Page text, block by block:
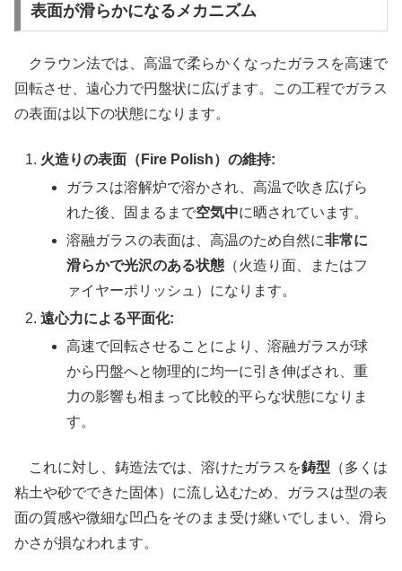
表面が滑らかになるメカニズム
クラウン法では、高温で柔らかくなったガラスを高速で
回転させ、遠心力で円盤状に広げます。この工程でガラス
の表面は以下の状態になります。
火造りの表面（Fire Polish）の維持:
ガラスは溶解炉で溶かされ、高温で吹き広げら
れた後、固まるまで空気中に晒されています。
溶融ガラスの表面は、高温のため自然に非常に
滑らかで光沢のある状態 （火造り面、またはフ
ァイヤーポリッシュ）になります。
遠心力による平面化:
高速で回転させることにより、溶融ガラスが球
から円盤へと物理的に均一に引き伸ばされ、重
力の影響も相まって比較的平らな状態になりま
す。
これに対し、鋳造法では、溶けたガラスを鋳型 （多くは
粘土や砂でできた固体）に流し込むため、ガラスは型の表
面の質感や微細な凹凸をそのまま受け継いでしまい、滑ら
かさが損なわれます。